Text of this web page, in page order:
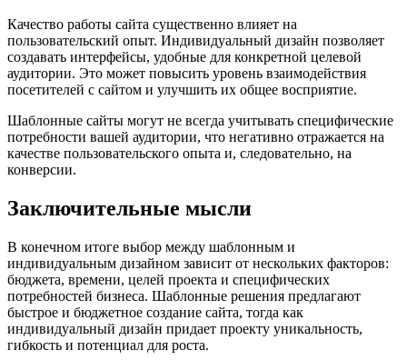
Качество работы сайта существенно влияет на
пользовательский опыт. Индивидуальный дизайн позволяет
создавать интерфейсы, удобные для конкретной целевой
аудитории. Это может повысить уровень взаимодействия
посетителей с сайтом и улучшить их общее восприятие.
Шаблонные сайты могут не всегда учитывать специфические
потребности вашей аудитории, что негативно отражается на
качестве пользовательского опыта и, следовательно, на
конверсии.
Заключительные мысли
В конечном итоге выбор между шаблонным и
индивидуальным дизайном зависит от нескольких факторов:
бюджета, времени, целей проекта и специфических
потребностей бизнеса. Шаблонные решения предлагают
быстрое и бюджетное создание сайта, тогда как
индивидуальный дизайн придает проекту уникальность,
гибкость и потенциал для роста.